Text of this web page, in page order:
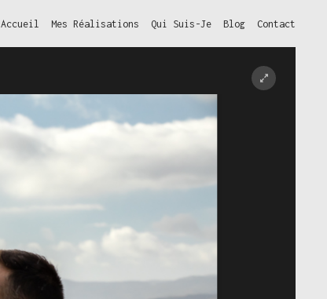
Accueil Mes Réalisations Qui Suis-Je Blog Contact